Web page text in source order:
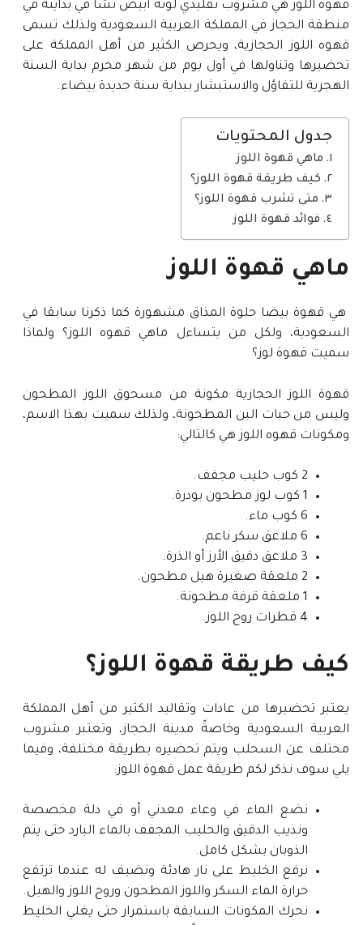
قهوة اللوز هي مشروب تقليدي لونه أبيض نشأ في بدايته في
منطقة الحجاز في المملكة العربية السعودية ولذلك تسمى
قهوه اللوز الحجازية، ويحرص الكثير من أهل المملكة على
تحضيرها وتناولها في أول يوم من شهر محرم بداية السنة
الهجرية للتفاؤل والاستبشار ببداية سنة جديدة بيضاء.
جدول المحتويات
ماهي قهوة اللوز
كيف طريقة قهوة اللوز؟
متى تشرب قهوة اللوز؟
فوائد قهوة اللوز
ماهي قهوة اللوز
هي قهوة بيضا حلوة المذاق مشهورة كما ذكرنا سابقا في
السعودية، ولكل من يتساءل ماهي قهوه اللوز؟ ولماذا
سميت قهوة لوز؟
قهوة اللوز الحجازية مكونة من مسحوق اللوز المطحون
وليس من حبات البن المطحونة، ولذلك سميت بهذا الاسم،
ومكونات قهوه اللوز هي كالتالي:
2 كوب حليب مجفف.
1 كوب لوز مطحون بودرة.
6 كوب ماء.
6 ملاعق سكر ناعم.
3 ملاعق دقيق الأرز أو الذرة.
2 ملعقة صغيرة هيل مطحون.
1 ملعقة قرفة مطحونة.
4 قطرات روح اللوز.
كيف طريقة قهوة اللوز؟
يعتبر تحضيرها من عادات وتقاليد الكثير من أهل المملكة
العربية السعودية وخاصةً مدينة الحجاز، وتعتبر مشروب
مختلف عن السحلب ويتم تحضيره بطريقة مختلفة، وفيما
يلي سوف نذكر لكم طريقة عمل قهوة اللوز:
نضع الماء في وعاء معدني أو في دلة مخصصة
ونذيب الدقيق والحليب المجفف بالماء البارد حتى يتم
الذوبان بشكل كامل.
نرفع الخليط على نار هادئة ونضيف له عندما ترتفع
حرارة الماء السكر واللوز المطحون وروح اللوز والهيل.
نحرك المكونات السابقة باستمرار حتى يغلي الخليط